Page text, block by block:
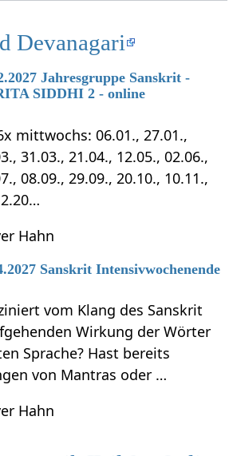
Devanagari
Jahresgruppe Sanskrit -
SIDDHI 2 - online
mittwochs: 06.01., 27.01.,
31.03., 21.04., 12.05., 02.06.,
08.09., 29.09., 20.10., 10.11.,
Hahn
Sanskrit Intensivwochenende
vom Klang des Sanskrit
Wirkung der Wörter
Sprache? Hast bereits
von Mantras oder …
Hahn